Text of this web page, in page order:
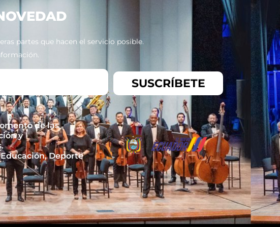
partes que hacen el servicio posible.
SUSCRÍBETE
de las
y
Deporte